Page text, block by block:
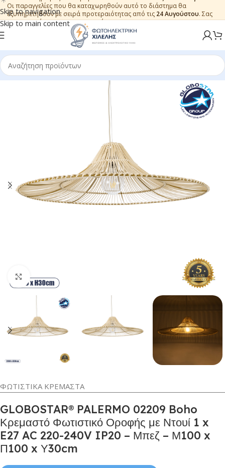
Skip to navigation
Skip to main content
Οι παραγγελίες που θα καταχωρηθούν αυτό το διάστημα θα
εξυπηρετηθούν με σειρά προτεραιότητας από τις 24 Αυγούστου. Σας
ευχαριστούμε για την εμπιστοσύνη.
Κλικ για μεγέθυνση
ΦΩΤΙΣΤΙΚΑ ΚΡΕΜΑΣΤΑ
GLOBOSTAR® PALERMO 02209 Boho
Κρεμαστό Φωτιστικό Οροφής με Ντουί 1 x
E27 AC 220-240V IP20 – Μπεζ – Μ100 x
Π100 x Υ30cm